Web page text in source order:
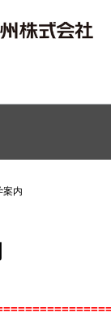
案内